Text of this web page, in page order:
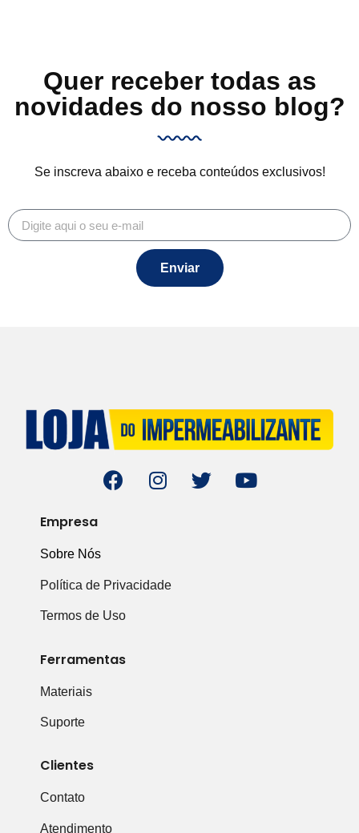
Quer receber todas as
novidades do nosso blog?
Se inscreva abaixo e receba conteúdos exclusivos!
Enviar
Empresa
Sobre Nós
Política de Privacidade
Termos de Uso
Ferramentas
Materiais
Suporte
Clientes
Contato
Atendimento